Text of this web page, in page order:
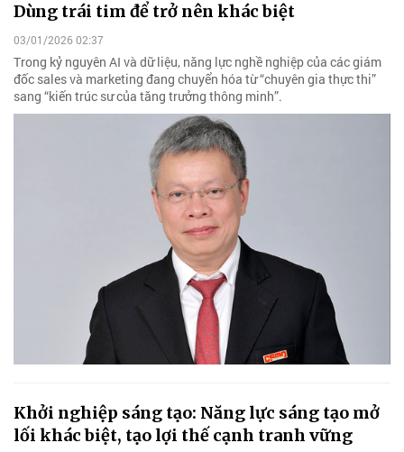
Dùng trái tim để trở nên khác biệt
03/01/2026 02:37
Trong kỷ nguyên AI và dữ liệu, năng lực nghề nghiệp của các giám
đốc sales và marketing đang chuyển hóa từ “chuyên gia thực thi”
sang “kiến trúc sư của tăng trưởng thông minh”.
Khởi nghiệp sáng tạo: Năng lực sáng tạo mở
lối khác biệt, tạo lợi thế cạnh tranh vững